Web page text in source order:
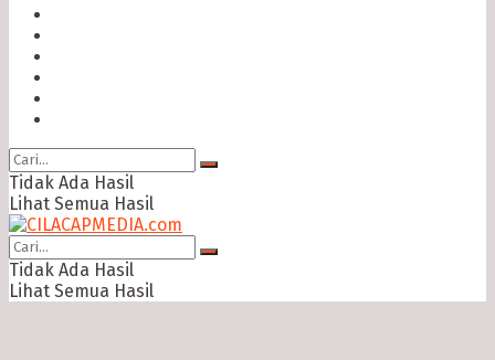
Tidak Ada Hasil
Lihat Semua Hasil
Tidak Ada Hasil
Lihat Semua Hasil